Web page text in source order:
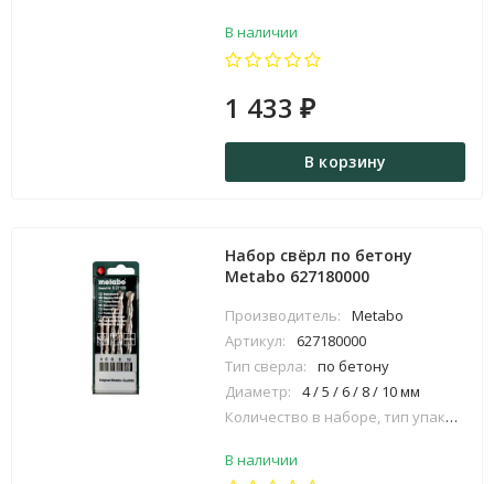
В наличии
1 433₽
В корзину
Набор свёрл по бетону
Metabo 627180000
Производитель:
Metabo
Артикул:
627180000
Тип сверла:
по бетону
Диаметр:
4 / 5 / 6 / 8 / 10 мм
Количество в наборе, тип упаковки:
В наличии